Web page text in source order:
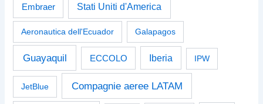
Embraer Stati Uniti d'America
Aeronautica dell'Ecuador Galapagos
Guayaquil ECCOLO Iberia IPW
JetBlue Compagnie aeree LATAM